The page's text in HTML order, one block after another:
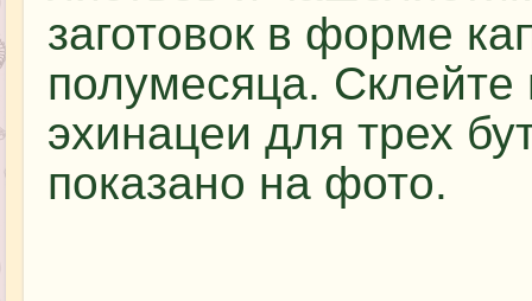
заготовок в форме
полумесяца.
эхинацеи для трех
показано на фото.